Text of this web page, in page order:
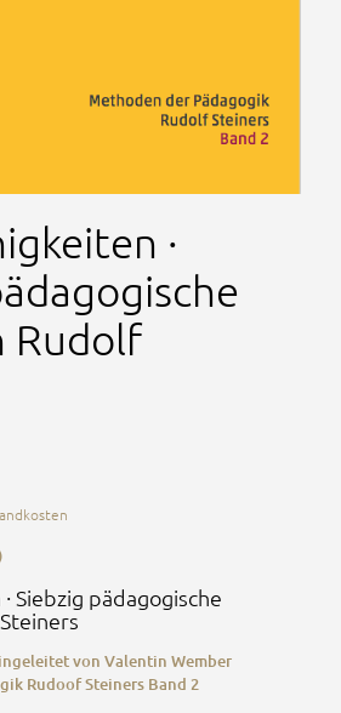
·
Rudolf
Siebzig pädagogische
von Valentin Wember
Rudoof Steiners Band 2